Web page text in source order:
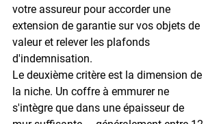
votre assureur pour accorder une
extension de garantie sur vos objets de
valeur et relever les plafonds
d'indemnisation.
Le deuxième critère est la dimension de
la niche. Un coffre à emmurer ne
s'intègre que dans une épaisseur de